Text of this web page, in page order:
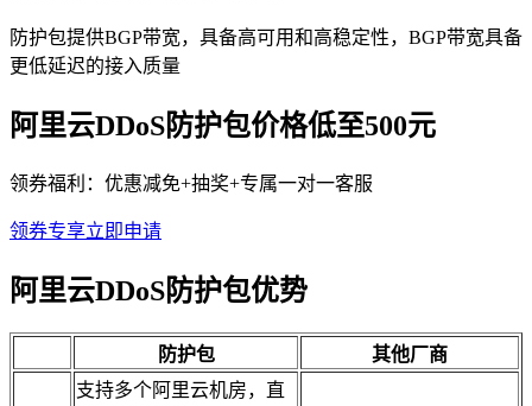
防护包提供BGP带宽，具备高可用和高稳定性，BGP带宽具备
更低延迟的接入质量
阿里云DDoS防护包价格低至500元
领券福利：优惠减免+抽奖+专属一对一客服
领券专享立即申请
阿里云DDoS防护包优势
防护包 其他厂商
支持多个阿里云机房，直